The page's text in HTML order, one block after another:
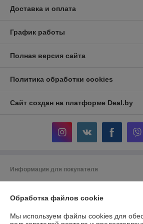
Доставка и оплата
График работы
Полная версия сайта
Политика обработки cookies
Сайт создан на платформе Deal.by
Информация для покупателя
Обработка файлов cookie
Мы используем файлы cookies для